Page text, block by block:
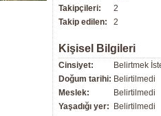
Takipçileri:
2
Takip edilen:
2
Kişisel Bilgileri
Cinsiyet:
Belirtmek
Doğum tarihi: Belirtilmedi
Meslek:
Belirtilmedi
Yaşadığı yer:
Belirtilmedi